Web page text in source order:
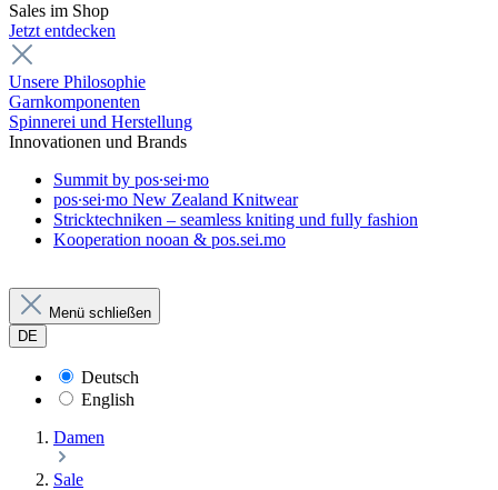
Sales im Shop
Jetzt entdecken
Unsere Philosophie
Garnkomponenten
Spinnerei und Herstellung
Innovationen und Brands
Summit by pos∙sei∙mo
pos∙sei∙mo New Zealand Knitwear
Stricktechniken – seamless kniting und fully fashion
Kooperation nooan & pos.sei.mo
Menü schließen
DE
Deutsch
English
Damen
Sale